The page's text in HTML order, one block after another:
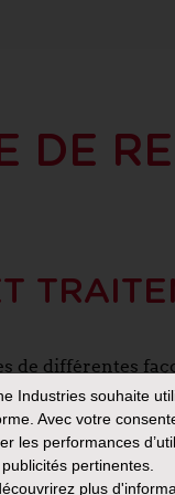
DE
de différentes
via les
Cela peut
ces
Industries souhaite
Avec votre
les performances
pertinentes.
plus